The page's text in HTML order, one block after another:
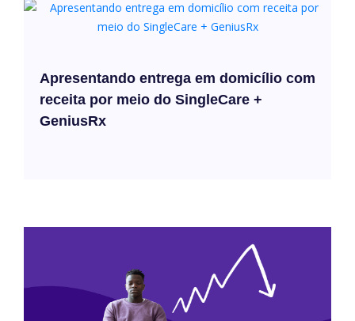
Apresentando entrega em domicílio com
receita por meio do SingleCare +
GeniusRx